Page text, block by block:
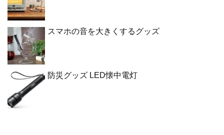
スマホの音を大きくするグッズ
防災グッズ LED懐中電灯